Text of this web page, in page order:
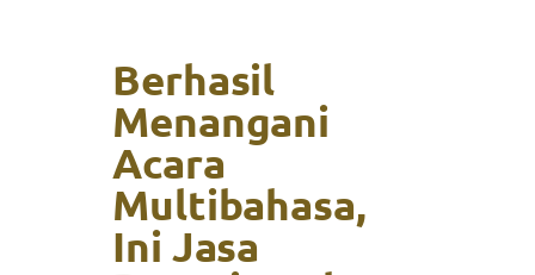
Berhasil
Menangani
Acara
Multibahasa,
Ini Jasa